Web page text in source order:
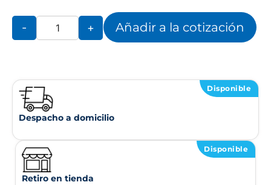
- + Añadir a la cotización
Disponible
Despacho a domicilio
Disponible
Retiro en tienda